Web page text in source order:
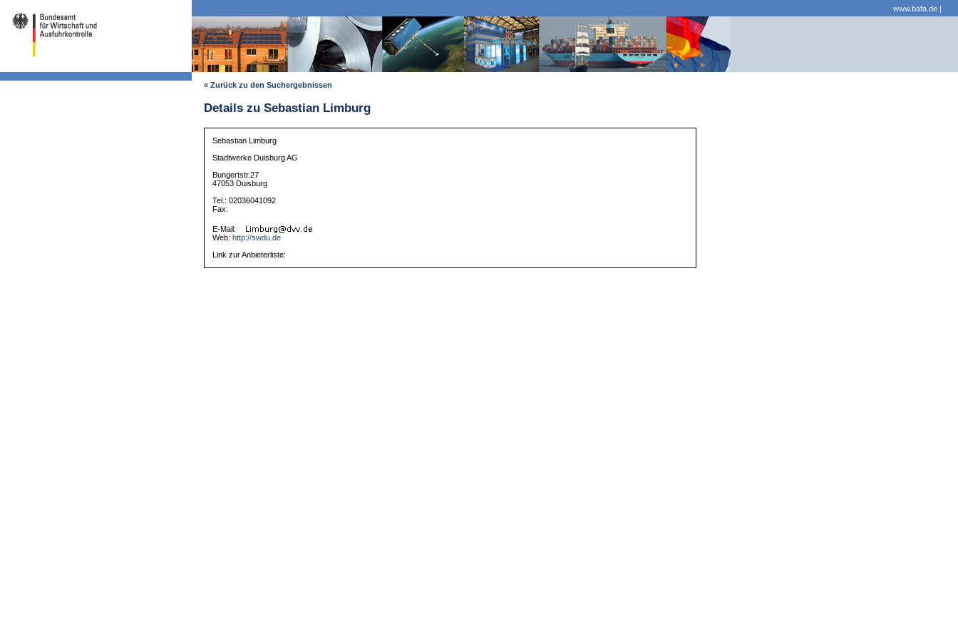
www.bafa.de |
« Zurück zu den Suchergebnissen
Details zu Sebastian Limburg
Sebastian Limburg
Stadtwerke Duisburg AG
Bungertstr.27
47053 Duisburg
Tel.: 02036041092
Fax:
E-Mail:
Web: http://swdu.de
Link zur Anbieterliste: